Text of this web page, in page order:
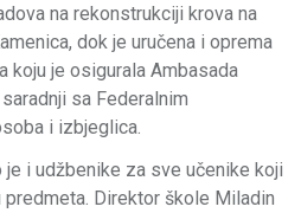
na rekonstrukciji krova na
dok je uručena i oprema
koju je osigurala Ambasada
sa Federalnim
i izbjeglica.
je i udžbenike za sve učenike koji
predmeta. Direktor škole Miladin